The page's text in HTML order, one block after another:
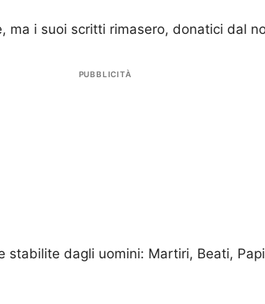
i suoi scritti rimasero, donatici dal
PUBBLICITÀ
dagli uomini: Martiri, Beati,